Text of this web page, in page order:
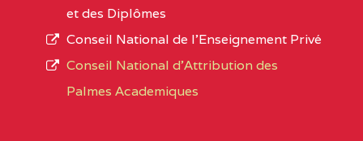
ADAMAOUA
INSTITUT POLYVALENT
PINTADES BP :
ADAMAOUA
COLLEGE PRIVE LAIC
895 CES dont 86 Bilingues
1055 Lycées dont 351 Bilingues
72 établissements avec section bilingue
1358 établissements privés
et des Diplômes
Conseil National de l’Enseignement Privé
Conseil National d'Attribution des
Palmes Academiques